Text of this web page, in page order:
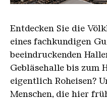
Der Erzschrägaufzug
Copyright:
Entdecken Sie die
eines fachkundigen
beeindruckenden
Gebläsehalle bis zum
eigentlich Roheisen?
Menschen, die hier